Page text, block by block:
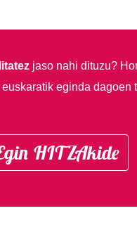
jaso nahi dituzu?
eginda
HITZAkide